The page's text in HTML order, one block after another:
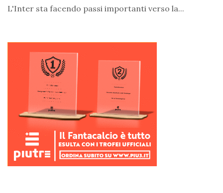
L'Inter sta facendo passi importanti verso la...